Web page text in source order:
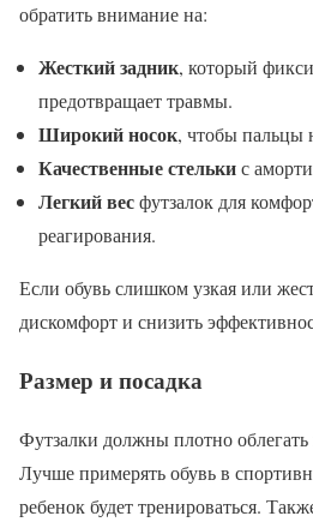
обратить внимание на:
Жесткий задник, который
предотвращает травмы.
Широкий носок, чтобы пальцы
Качественные стелькис
Легкий весфутзалок для
реагирования.
Если обувь слишком узкая или
дискомфорт и снизить
Размер и посадка
Футзалки должны плотно облегать
Лучше примерять обувь в
ребенок будет тренироваться.